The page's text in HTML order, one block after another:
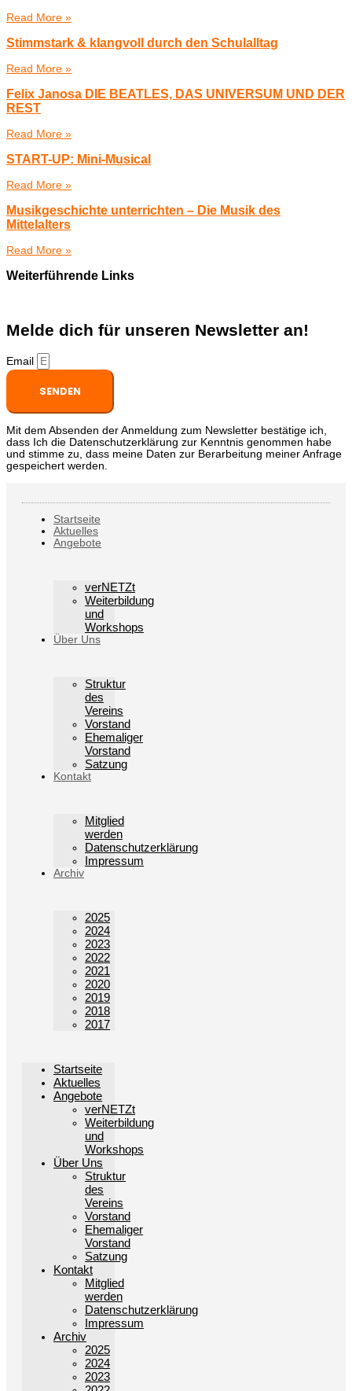
Read More »
Stimmstark & klangvoll durch den Schulalltag
Read More »
Felix Janosa DIE BEATLES, DAS UNIVERSUM UND DER
REST
Read More »
START-UP: Mini-Musical
Read More »
Musikgeschichte unterrichten – Die Musik des
Mittelalters
Read More »
Weiterführende Links
Melde dich für unseren Newsletter an!
Email
SENDEN
Mit dem Absenden der Anmeldung zum Newsletter bestätige ich,
dass Ich die Datenschutzerklärung zur Kenntnis genommen habe
und stimme zu, dass meine Daten zur Berarbeitung meiner Anfrage
gespeichert werden.
Startseite
Aktuelles
Angebote
verNETZt
Weiterbildung
und
Workshops
Über Uns
Struktur
des
Vereins
Vorstand
Ehemaliger
Vorstand
Satzung
Kontakt
Mitglied
werden
Datenschutzerklärung
Impressum
Archiv
2025
2024
2023
2022
2021
2020
2019
2018
2017
Startseite
Aktuelles
Angebote
verNETZt
Weiterbildung
und
Workshops
Über Uns
Struktur
des
Vereins
Vorstand
Ehemaliger
Vorstand
Satzung
Kontakt
Mitglied
werden
Datenschutzerklärung
Impressum
Archiv
2025
2024
2023